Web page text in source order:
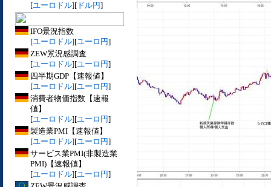
[ユーロドル][ ドル円]
IFO景況指数
[ユーロドル][ユーロ円]
ZEW景況感調査
[ユーロドル][ユーロ円]
四半期GDP【速報値】
[ユーロドル][ユーロ円]
消費者物価指数【速報
値】
[ユーロドル][ユーロ円]
製造業PMI【速報値】
[ユーロドル][ユーロ円]
サービス業PMI(非製造業
PMI)【速報値】
[ユーロドル][ユーロ円]